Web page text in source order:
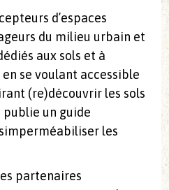
d’espaces
du milieu urbain et
aux sols et à
se voulant accessible
(re)découvrir les sols
publie un guide
les
partenaires